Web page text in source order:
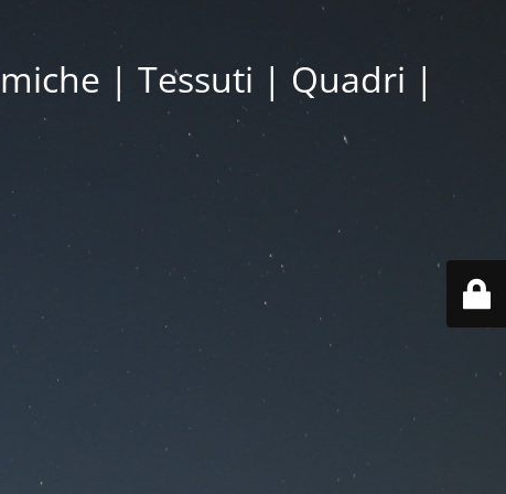
| Tessuti | Quadri |